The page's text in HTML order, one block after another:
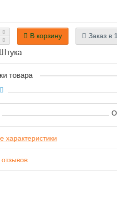
В корзину Заказ в
товара
характеристики
отзывов